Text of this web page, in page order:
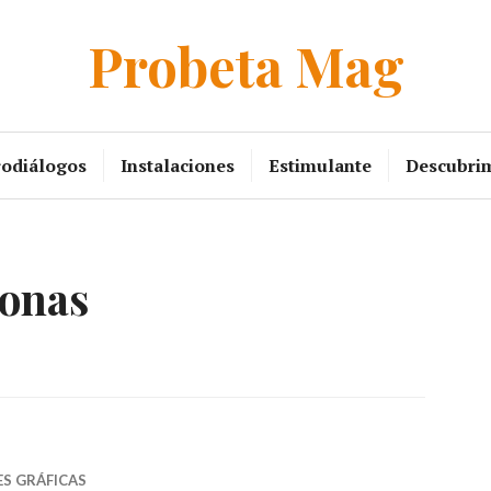
Probeta Mag
Instalaciones Estimulante
GRÁFICAS